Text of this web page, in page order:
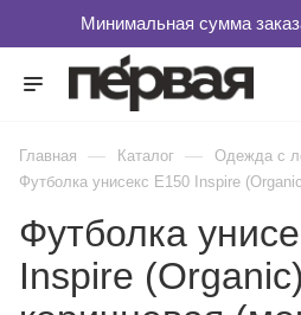
Главная — Каталог — Одежда с
Футболка унисекс E150 Inspire
Футболка
Inspire (Organic)